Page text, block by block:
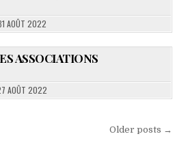
in
AOÛT 2022
in
ASSOCIATIONS
AOÛT 2022
Older posts →